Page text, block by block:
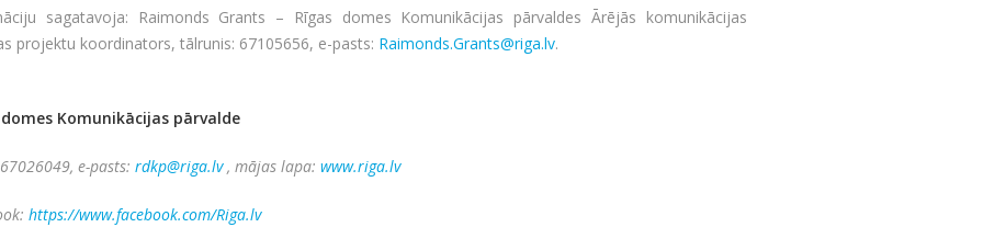
sagatavoja: Raimonds Grants – Rīgas domes Komunikācijas pārvaldes Ārējās komunikācijas
projektu koordinators, tālrunis: 67105656, e-pasts: Raimonds.Grants@riga.lv.
domes Komunikācijas pārvalde
e-pasts:rdkp@riga.lv, mājas lapa:www.riga.lv
https://www.facebook.com/Riga.lv